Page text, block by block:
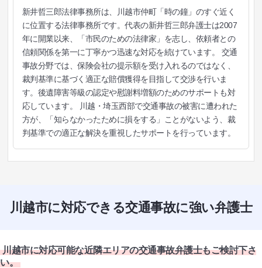
新井哲三郎法律事務所は、川越市仲町「時の鐘」のすぐ近く
に位置する法律事務所です。代表の新井哲三郎弁護士は2007
年に開業以来、「市民のための法律家」を志し、依頼者との
信頼関係を第一に丁寧かつ迅速な対応を続けています。 交通
事故分野では、保険会社の提示額を受け入れるのではなく、
裁判基準に基づく適正な賠償獲得を目指して交渉を行いま
す。後遺障害等級の認定や慰謝料増額のためのサポートも対
応しています。 川越・埼玉西部で交通事故の被害に遭われた
方が、「知らなかったために損をする」ことがないよう、裁
判基準での適正な解決を重視したサポートを行っています。
川越市に対応できる交通事故に強い弁護士
川越市に対応可能な近隣エリアの交通事故弁護士もご検討下さ
い。